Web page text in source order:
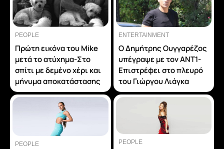
PEOPLE
Πρώτη εικόνα του Mike
μετά το ατύχημα-Στο
σπίτι με δεμένο χέρι και
μήνυμα αποκατάστασης
ENTERTAINMENT
Ο Δημήτρης Ουγγαρέζος
υπέγραψε με τον ΑΝΤ1-
Επιστρέφει στο πλευρό
του Γιώργου Λιάγκα
PEOPLE PEOPLE